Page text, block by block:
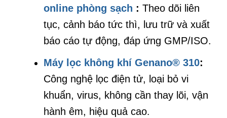
online phòng sạch : Theo dõi liên
tục, cảnh báo tức thì, lưu trữ và xuất
báo cáo tự động, đáp ứng GMP/ISO.
Máy lọc không khí Genano® 310:
Công nghệ lọc điện tử, loại bỏ vi
khuẩn, virus, không cần thay lõi, vận
hành êm, hiệu quả cao.